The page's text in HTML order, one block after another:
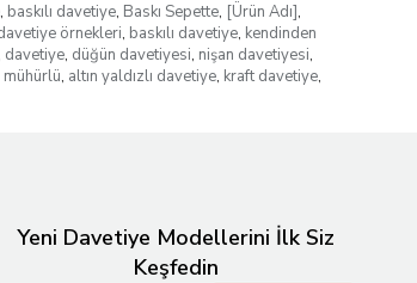
, baskılı davetiye, Baskı Sepette, [Ürün Adı],
örnekleri, baskılı davetiye, kendinden
davetiye, düğün davetiyesi, nişan davetiyesi,
, altın yaldızlı davetiye, kraft davetiye,
Yeni Davetiye Modellerini İlk Siz
Keşfedin